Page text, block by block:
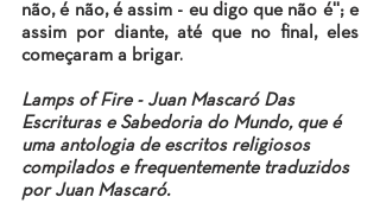
não, é não, é assim - eu digo que não é''; e
assim por diante, até que no final, eles
começaram a brigar.
Lamps of Fire - Juan Mascaró Das
Escrituras e Sabedoria do Mundo, que é
uma antologia de escritos religiosos
compilados e frequentemente traduzidos
por Juan Mascaró.